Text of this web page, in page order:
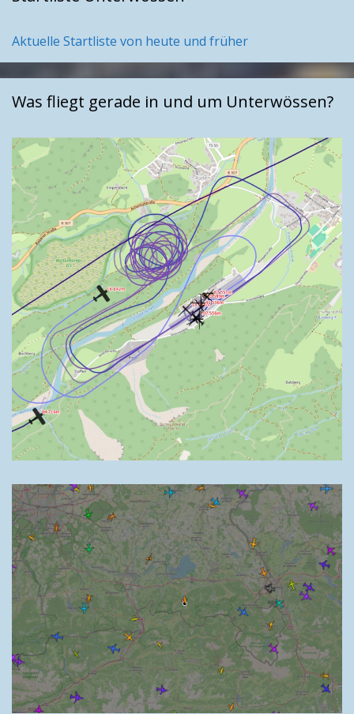
Aktuelle Startliste von heute und früher
Was fliegt gerade in und um Unterwössen?